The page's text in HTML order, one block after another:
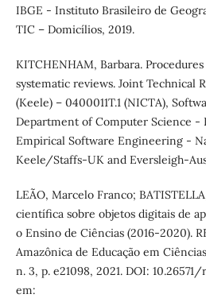
IBGE - Instituto Brasileiro de
TIC – Domicílios, 2019.
KITCHENHAM, Barbara.
systematic reviews. Joint Technical
(Keele) – 0400011T.1 (NICTA),
Department of Computer Science -
Empirical Software Engineering -
Keele/Staffs-UK and Eversleigh-
LEÃO, Marcelo Franco;
científica sobre objetos digitais de
o Ensino de Ciências (2016-2020).
Amazônica de Educação em
n. 3, p. e21098, 2021. DOI:
em: